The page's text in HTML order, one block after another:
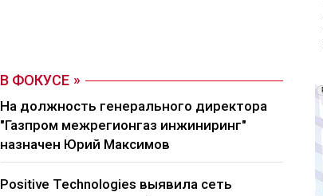
В ФОКУСЕ
На должность генерального директора
"Газпром межрегионгаз инжиниринг"
назначен Юрий Максимов
Positive Technologies выявила сеть